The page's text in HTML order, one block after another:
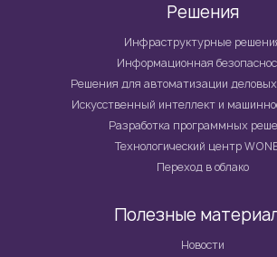
Решения
Инфраструктурные
Информационная
Решения для автоматизации
Искусственный интеллект и
Разработка программных
Технологический центр
Переход в облако
Полезные
Новости